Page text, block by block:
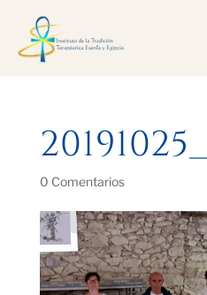
0 Comentarios